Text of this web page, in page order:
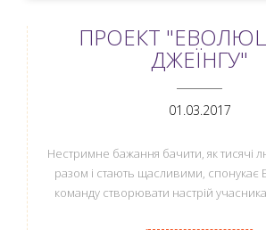
ПРОЕКТ
ДЖЕЇНГУ"
01.03.2017
Нестримне бажання бачити, як тисячі
разом і стають щасливими, спонукає
команду створювати настрій